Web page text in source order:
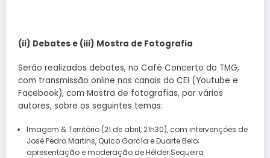
(ii) Debates e (iii) Mostra de Fotografia
Serão realizados debates, no Café Concerto do TMG,
com transmissão online nos canais do CEI (Youtube e
Facebook), com Mostra de fotografias, por vários
autores, sobre os seguintes temas:
Imagem & Território (21 de abril, 21h30), com intervenções de
José Pedro Martins, Quico García e Duarte Belo;
apresentação e moderação de Hélder Sequeira